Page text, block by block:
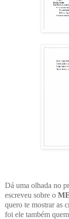
Dá uma olhada no
escreveu sobre o
quero te mostrar as
foi ele também